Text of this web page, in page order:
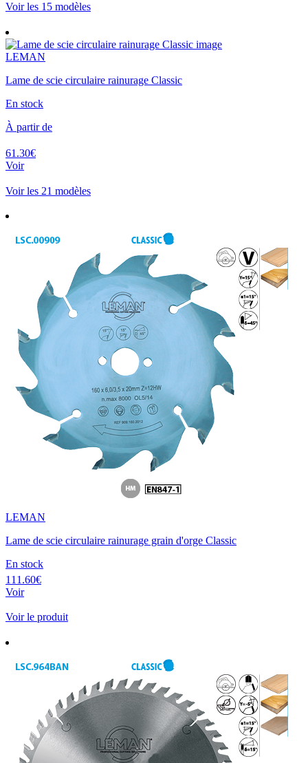
Voir les 15 modèles
LEMAN
Lame de scie circulaire rainurage Classic
En stock
À partir de
61.30€
Voir
Voir les 21 modèles
LEMAN
Lame de scie circulaire rainurage grain d'orge Classic
En stock
111.60€
Voir
Voir le produit